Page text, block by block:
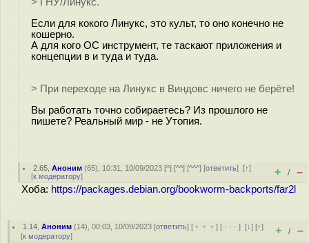
Если для кокого Линукс, это культ, то оно конечно не
кошерно.
А для кого ОС инструмент, те таскают приложения и
концепции в и туда и туда.
> При переходе на Линукс в Виндовс ничего не берёте!
Вы работать точно собираетесь? Из прошлого не
пишете? Реальный мир - не Утопия.
2.65 ,Аноним (65), 10:31, 10/09/2023 [^] [^^] [^^^] [ответить][↑]
[к модератору] + / –
Хоба: https://packages.debian.org/bookworm-backports/far2l
1.14 ,Аноним (14), 00:03, 10/09/2023 [ответить] [ ﹢﹢﹢] [ · · ·][↓] [↑]
[к модератору] + / –